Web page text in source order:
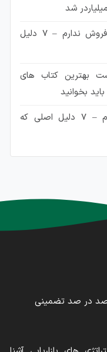
شد
چرا فروش ندارم – 7 دلیل
بهترین کتاب های
بخوانید
چرا فروش ندارم – 7 دلیل اصلی که